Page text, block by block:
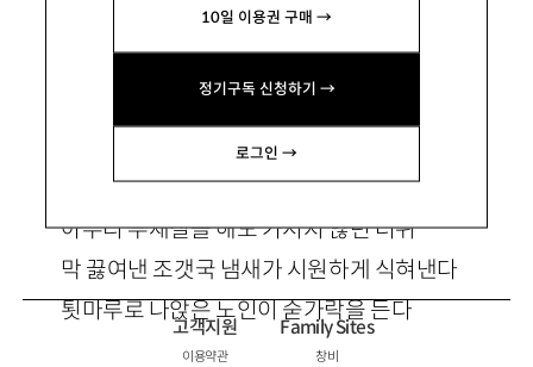
10일 이용권 구매 →
정기구독 신청하기 →
로그인 →
도원경(桃源境)
뻘에 다녀온 며느리가 밥상을 내온다
아무리 부채질을 해도 가시지 않던 더위
막 끓여낸 조갯국 냄새가 시원하게 식혀낸다
툇마루로 나앉은 노인이 숟가락을 든다
고객지원
이용약관
Family Sites
창비